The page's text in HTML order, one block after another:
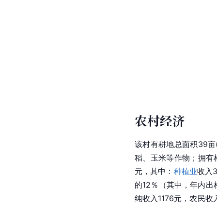
农村经济
该村有耕地总面积39
稻、玉米等作物；拥有
元，其中： 种植业收入
的12％（其中，年内出
纯收入1176元，农民收